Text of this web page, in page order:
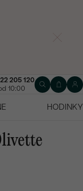
205 120
10:00
HODINKY